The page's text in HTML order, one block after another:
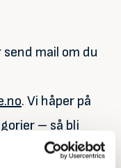
send mail om du
. Vi håper på
– så bli